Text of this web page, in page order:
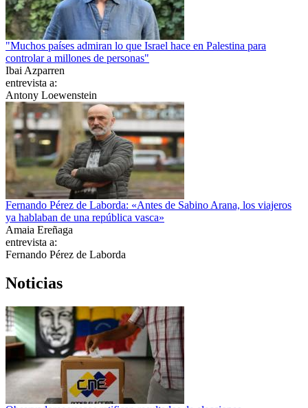
"Muchos países admiran lo que Israel hace en Palestina para
controlar a millones de personas"
Ibai Azparren
entrevista a:
Antony Loewenstein
Fernando Pérez de Laborda: «Antes de Sabino Arana, los viajeros
ya hablaban de una república vasca»
Amaia Ereñaga
entrevista a:
Fernando Pérez de Laborda
Noticias